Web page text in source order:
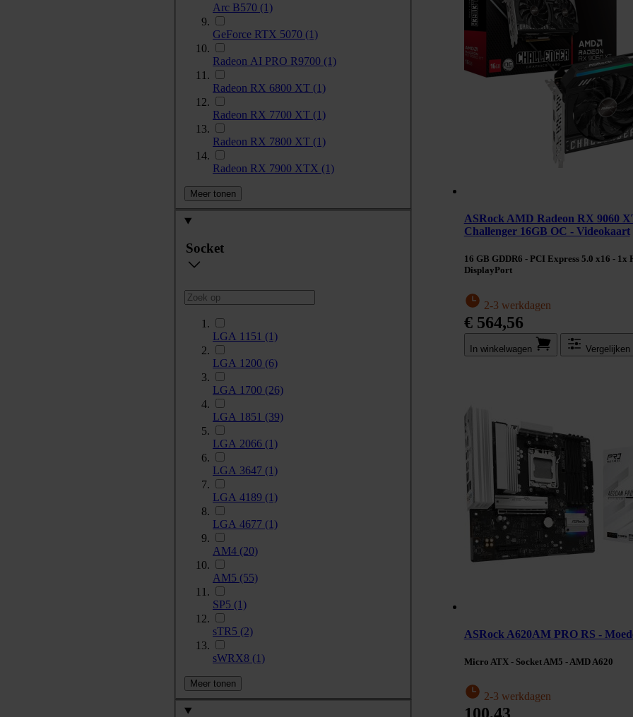
Arc B570 (1)
GeForce RTX 5070 (1)
Radeon AI PRO R9700 (1)
Radeon RX 6800 XT (1)
Radeon RX 7700 XT (1)
Radeon RX 7800 XT (1)
Radeon RX 7900 XTX (1)
Meer tonen
Socket
LGA 1151 (1)
LGA 1200 (6)
LGA 1700 (26)
LGA 1851 (39)
LGA 2066 (1)
LGA 3647 (1)
LGA 4189 (1)
LGA 4677 (1)
AM4 (20)
AM5 (55)
SP5 (1)
sTR5 (2)
sWRX8 (1)
Meer tonen
ASRock AMD Radeon RX 9060
Challenger 16GB OC - Videokaart
16 GB GDDR6 - PCI Express 5.0 x16 - 1x
DisplayPort
2-3 werkdagen
€ 564,56
In winkel­wagen Vergelijken
ASRock A620AM PRO RS -
Micro ATX - Socket AM5 - AMD A620
2-3 werkdagen